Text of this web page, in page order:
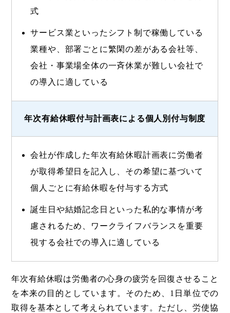
式
サービス業といったシフト制で稼働している
業種や、部署ごとに繁閑の差がある会社等、
会社・事業場全体の一斉休業が難しい会社で
の導入に適している
年次有給休暇付与計画表による個人別付与制度
会社が作成した年次有給休暇計画表に労働者
が取得希望日を記入し、その希望に基づいて
個人ごとに有給休暇を付与する方式
誕生日や結婚記念日といった私的な事情が考
慮されるため、ワークライフバランスを重要
視する会社での導入に適している
年次有給休暇は労働者の心身の疲労を回復させること
を本来の目的としています。そのため、1日単位での
取得を基本として考えられています。ただし、労使協